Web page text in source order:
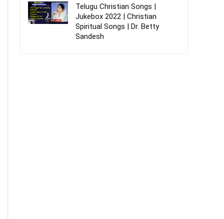
Telugu Christian Songs |
Jukebox 2022 | Christian
Spiritual Songs | Dr. Betty
Sandesh